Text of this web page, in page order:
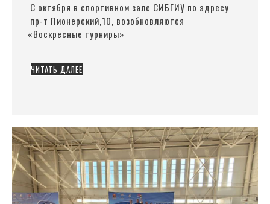
С октября в спортивном зале СИБГИУ по адресу
пр-т Пионерский,10, возобновляются
«Воскресные турниры»
ЧИТАТЬ ДАЛЕЕ